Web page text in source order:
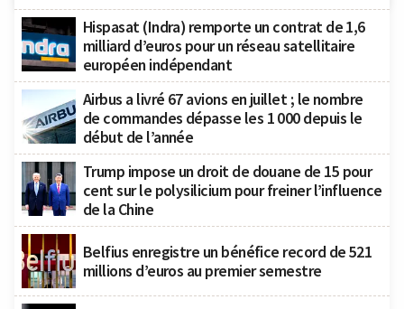
Hispasat (Indra) remporte un contrat de 1,6
milliard d’euros pour un réseau satellitaire
européen indépendant
Airbus a livré 67 avions en juillet ; le nombre
de commandes dépasse les 1 000 depuis le
début de l’année
Trump impose un droit de douane de 15 pour
cent sur le polysilicium pour freiner l’influence
de la Chine
Belfius enregistre un bénéfice record de 521
millions d’euros au premier semestre